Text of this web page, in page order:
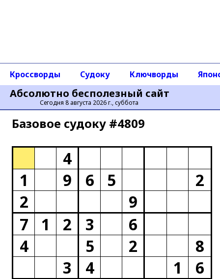
Абсолютно бесполезный сайт
Сегодня 8 августа 2026 г., суббота
Кроссворды Судоку Ключворды
Базовое cудоку #4809
4
1
9 6 5
2
2
9
7
1 2 3
6
4
5 2
8
3
4 1
6